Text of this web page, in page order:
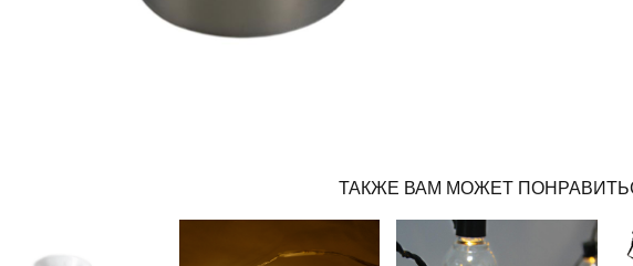
ТАКЖЕ ВАМ МОЖЕТ